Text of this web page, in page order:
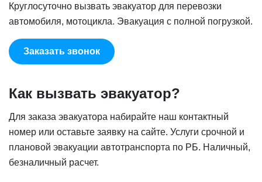
Круглосуточно вызвать эвакуатор для перевозки
автомобиля, мотоцикла. Эвакуация с полной погрузкой.
Заказать звонок
Как вызвать эвакуатор?
Для заказа эвакуатора набирайте наш контактный
номер или оставьте заявку на сайте. Услуги срочной и
плановой эвакуации автотранспорта по РБ. Наличный,
безналичный расчет.